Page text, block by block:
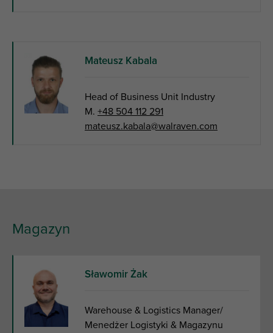
Mateusz Kabala
Head of Business Unit Industry
M. +48 504 112 291
mateusz.kabala@walraven.com
Magazyn
Sławomir Żak
Warehouse & Logistics Manager/
Menedżer Logistyki & Magazynu